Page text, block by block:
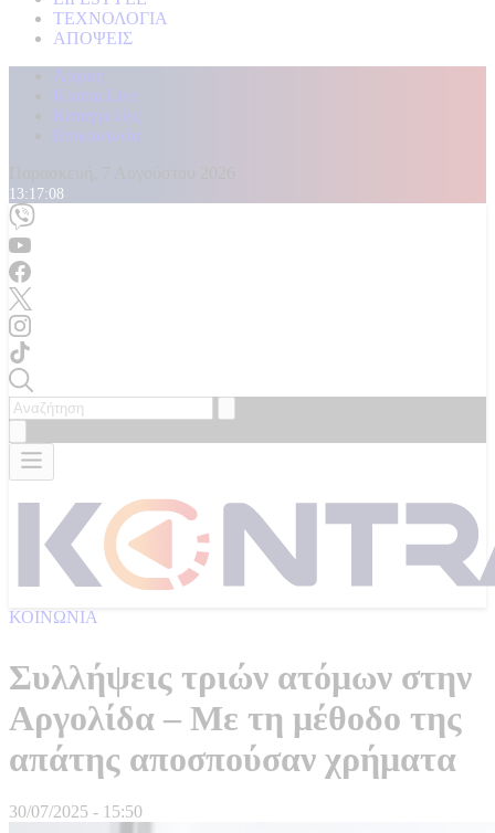
ΤΕΧΝΟΛΟΓΙΑ
ΑΠΟΨΕΙΣ
Αρχική
Kontra Live
Καταγγελίες
Επικοινωνία
13:17:09
ΚΟΙΝΩΝΙΑ
Συλλήψεις τριών ατόμων στην
Αργολίδα – Με τη μέθοδο της
απάτης αποσπούσαν χρήματα
30/07/2025 - 15:50